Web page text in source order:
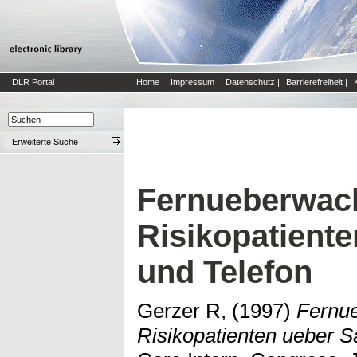
DLR Portal Home | Impressum | Datenschutz | Barrierefreiheit |
Erweiterte Suche
und Telefon
Gerzer R, (1997)
Risikopatienten ueber